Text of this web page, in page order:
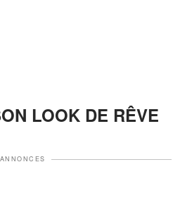
LOOK DE RÊVE
ANNONCES